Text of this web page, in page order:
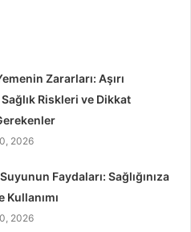
Zararları: Aşırı
Riskleri ve Dikkat
2026
Faydaları: Sağlığınıza
Kullanımı
2026